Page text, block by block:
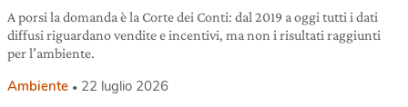
A porsi la domanda è la Corte dei Conti: dal 2019 a oggi tutti i dati
diffusi riguardano vendite e incentivi, ma non i risultati raggiunti
per l’ambiente.
Ambiente 22 luglio 2026